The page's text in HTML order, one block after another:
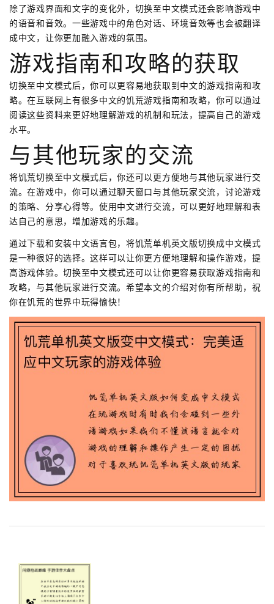
除了游戏界面和文字的变化外，切换至中文模式还会影响游戏中
的语音和音效。一些游戏中的角色对话、环境音效等也会被翻译
成中文，让你更加融入游戏的氛围。
游戏指南和攻略的获取
切换至中文模式后，你可以更容易地获取到中文的游戏指南和攻
略。在互联网上有很多中文的饥荒游戏指南和攻略，你可以通过
阅读这些资料来更好地理解游戏的机制和玩法，提高自己的游戏
水平。
与其他玩家的交流
将饥荒切换至中文模式后，你还可以更方便地与其他玩家进行交
流。在游戏中，你可以通过聊天窗口与其他玩家交流，讨论游戏
的策略、分享心得等。使用中文进行交流，可以更好地理解和表
达自己的意思，增加游戏的乐趣。
通过下载和安装中文语言包，将饥荒单机英文版切换成中文模式
是一种很好的选择。这样可以让你更方便地理解和操作游戏，提
高游戏体验。切换至中文模式还可以让你更容易获取游戏指南和
攻略，与其他玩家进行交流。希望本文的介绍对你有所帮助，祝
你在饥荒的世界中玩得愉快！